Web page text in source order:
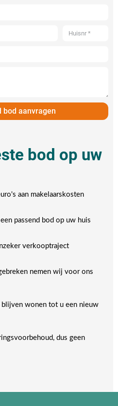
bod aanvragen
bod op uw
aan makelaarskosten
passend bod op uw huis
verkooptraject
nemen wij voor ons
wonen tot u een nieuw
dus geen